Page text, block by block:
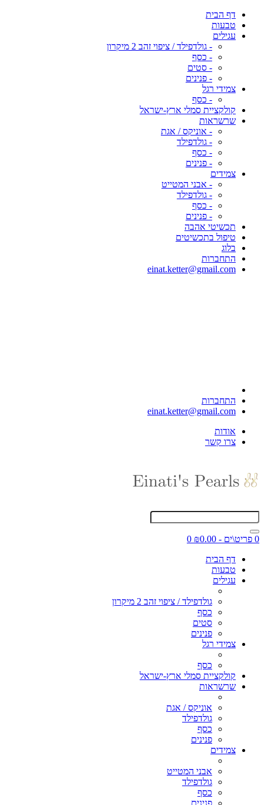
דף הבית
טבעות
עגילים
- גולדפילד / ציפוי זהב 2 מיקרון
- כסף
- סטים
- פנינים
צמידי רגל
- כסף
קולקציית סמלי ארץ-ישראל
שרשראות
- אוניקס / אגת
- גולדפילד
- כסף
- פנינים
צמידים
- אבני המטייט
- גולדפילד
- כסף
- פנינים
תכשיטי אהבה
טיפול בתכשיטים
בלוג
התחברות
einat.ketter@gmail.com
התחברות
einat.ketter@gmail.com
אודות
צרו קשר
0 פריט\ים - ₪0.00
0
דף הבית
טבעות
עגילים
גולדפילד / ציפוי זהב 2 מיקרון
כסף
סטים
פנינים
צמידי רגל
כסף
קולקציית סמלי ארץ-ישראל
שרשראות
אוניקס / אגת
גולדפילד
כסף
פנינים
צמידים
אבני המטייט
גולדפילד
כסף
פנינים